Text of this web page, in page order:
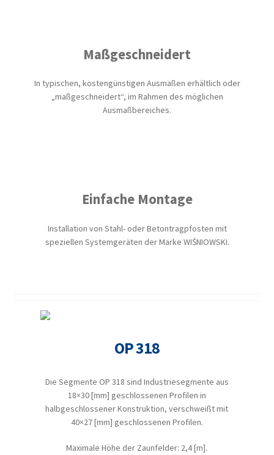
Maßgeschneidert
In typischen, kostengünstigen Ausmaßen erhältlich oder
„maßgeschneidert“, im Rahmen des möglichen
Ausmaßbereiches.
Einfache Montage
Installation von Stahl- oder Betontragpfosten mit
speziellen Systemgeräten der Marke WIŚNIOWSKI.
OP 318
Die Segmente OP 318 sind Industriesegmente aus
18×30 [mm] geschlossenen Profilen in
halbgeschlossener Konstruktion, verschweißt mit
40×27 [mm] geschlossenen Profilen.
Maximale Höhe der Zaunfelder: 2,4 [m].